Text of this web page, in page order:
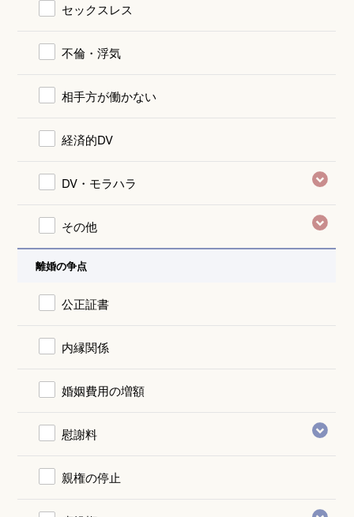
セックスレス
不倫・浮気
相手方が働かない
経済的DV
DV・モラハラ
その他
離婚の争点
公正証書
内縁関係
婚姻費用の増額
慰謝料
親権の停止